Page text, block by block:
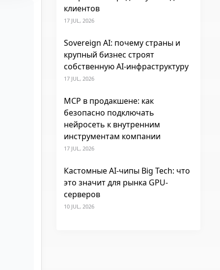
клиентов
17 JUL, 2026
Sovereign AI: почему страны и
крупный бизнес строят
собственную AI-инфраструктуру
17 JUL, 2026
MCP в продакшене: как
безопасно подключать
нейросеть к внутренним
инструментам компании
17 JUL, 2026
Кастомные AI-чипы Big Tech: что
это значит для рынка GPU-
серверов
10 JUL, 2026